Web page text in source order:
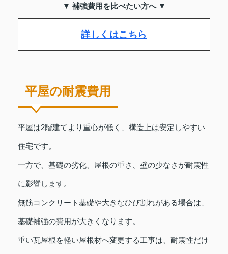
▼ 補強費用を比べたい方へ ▼
詳しくはこちら
平屋の耐震費用
平屋は2階建てより重心が低く、構造上は安定しやすい
住宅です。
一方で、基礎の劣化、屋根の重さ、壁の少なさが耐震性
に影響します。
無筋コンクリート基礎や大きなひび割れがある場合は、
基礎補強の費用が大きくなります。
重い瓦屋根を軽い屋根材へ変更する工事は、耐震性だけ